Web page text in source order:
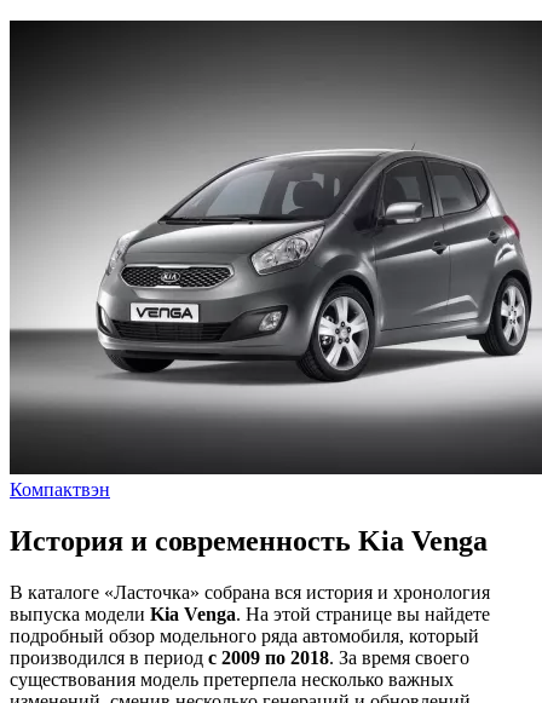
Компактвэн
История и современность Kia Venga
В каталоге «Ласточка» собрана вся история и хронология
выпуска модели Kia Venga. На этой странице вы найдете
подробный обзор модельного ряда автомобиля, который
производился в период с 2009 по 2018. За время своего
существования модель претерпела несколько важных